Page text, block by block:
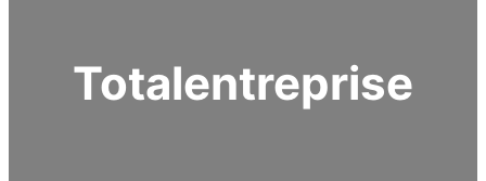
Totalentreprise